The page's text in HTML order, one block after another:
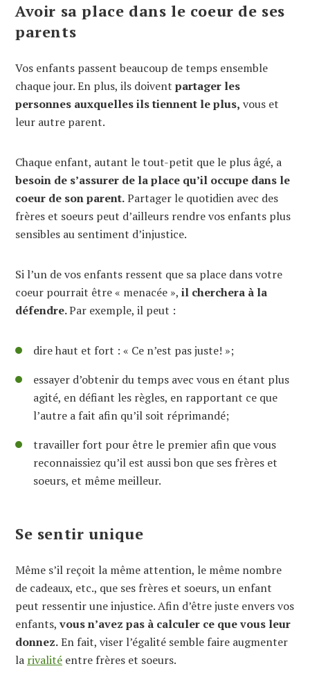
Avoir sa place dans le coeur de ses
parents
Vos enfants passent beaucoup de temps ensemble
chaque jour. En plus, ils doivent partager les
personnes auxquelles ils tiennent le plus, vous et
leur autre parent.
Chaque enfant, autant le tout-petit que le plus âgé, a
besoin de s’assurer de la place qu’il occupe dans le
coeur de son parent.Partager le quotidien avec des
frères et soeurs peut d’ailleurs rendre vos enfants plus
sensibles au sentiment d’injustice.
Si l’un de vos enfants ressent que sa place dans votre
coeur pourrait être « menacée », il cherchera à la
défendre.Par exemple, il peut :
dire haut et fort : « Ce n’est pas juste! »;
essayer d’obtenir du temps avec vous en étant plus
agité, en défiant les règles, en rapportant ce que
l’autre a fait afin qu’il soit réprimandé;
travailler fort pour être le premier afin que vous
reconnaissiez qu’il est aussi bon que ses frères et
soeurs, et même meilleur.
Se sentir unique
Même s’il reçoit la même attention, le même nombre
de cadeaux, etc., que ses frères et soeurs, un enfant
peut ressentir une injustice. Afin d’être juste envers vos
enfants, vous n’avez pas à calculer ce que vous leur
donnez.En fait, viser l’égalité semble faire augmenter
la rivalité entre frères et soeurs.